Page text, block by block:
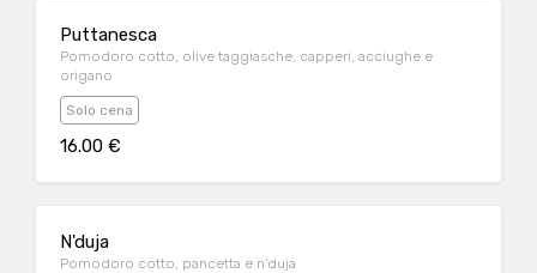
Puttanesca
Pomodoro cotto, olive taggiasche, capperi, acciughe e
origano
Solo cena
16.00 €
N'duja
Pomodoro cotto, pancetta e n'duja